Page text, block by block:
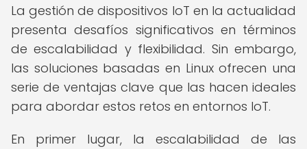
La gestión de dispositivos IoT en la actualidad
presenta desafíos significativos en términos
de escalabilidad y flexibilidad. Sin embargo,
las soluciones basadas en Linux ofrecen una
serie de ventajas clave que las hacen ideales
para abordar estos retos en entornos IoT.
En primer lugar, la escalabilidad de las